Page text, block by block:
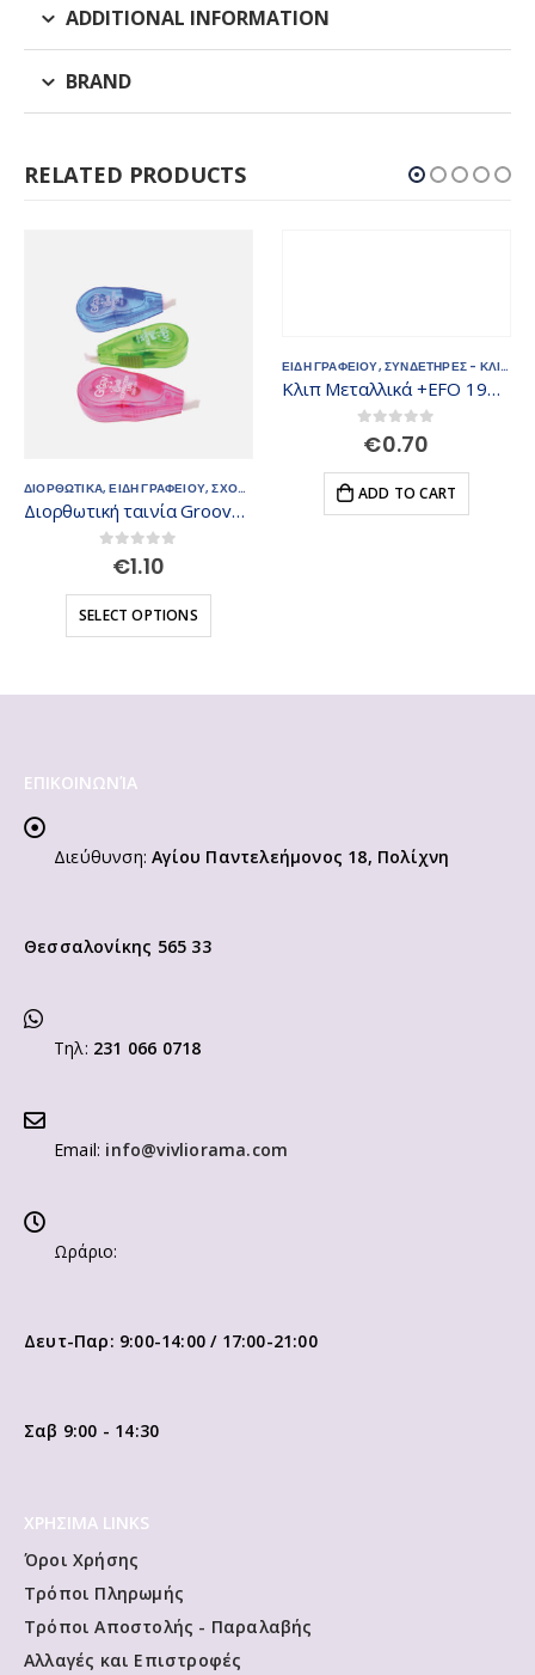
ADDITIONAL INFORMATION
BRAND
RELATED PRODUCTS
,ΣΧΟΛΙΚΑ
Διορθωτική ταινία Groovy μίνι 0.65.014
ΕΙΔΗ ΓΡΑΦΕΙΟΥ ΣΥΝΔΕΤΗΡΕΣ - ΚΛΙΠΣ
Κλιπ Μεταλλικά +EFO 19mm 502019
ADD TO CART ΕΙΔΗ ΓΡΑΦΕΙΟΥ
ΕΠΙΚΟΙΝΩΝΊΑ
Διεύθυνση: Αγίου Παντελεήμονος 18, Πολίχνη
Θεσσαλονίκης 565 33
Τηλ: 231 066 0718
Email: info@vivliorama.com
Ωράριο:
Δευτ-Παρ: 9:00-14:00 / 17:00-21:00
Σαβ 9:00 - 14:30
ΧΡΗΣΙΜΑ LINKS
Όροι Χρήσης
Τρόποι Πληρωμής
Τρόποι Αποστολής - Παραλαβής
Αλλαγές και Επιστροφές